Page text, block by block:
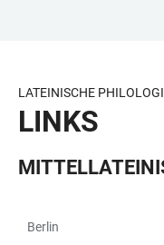
LATEINISCHE
LINKS
Berlin